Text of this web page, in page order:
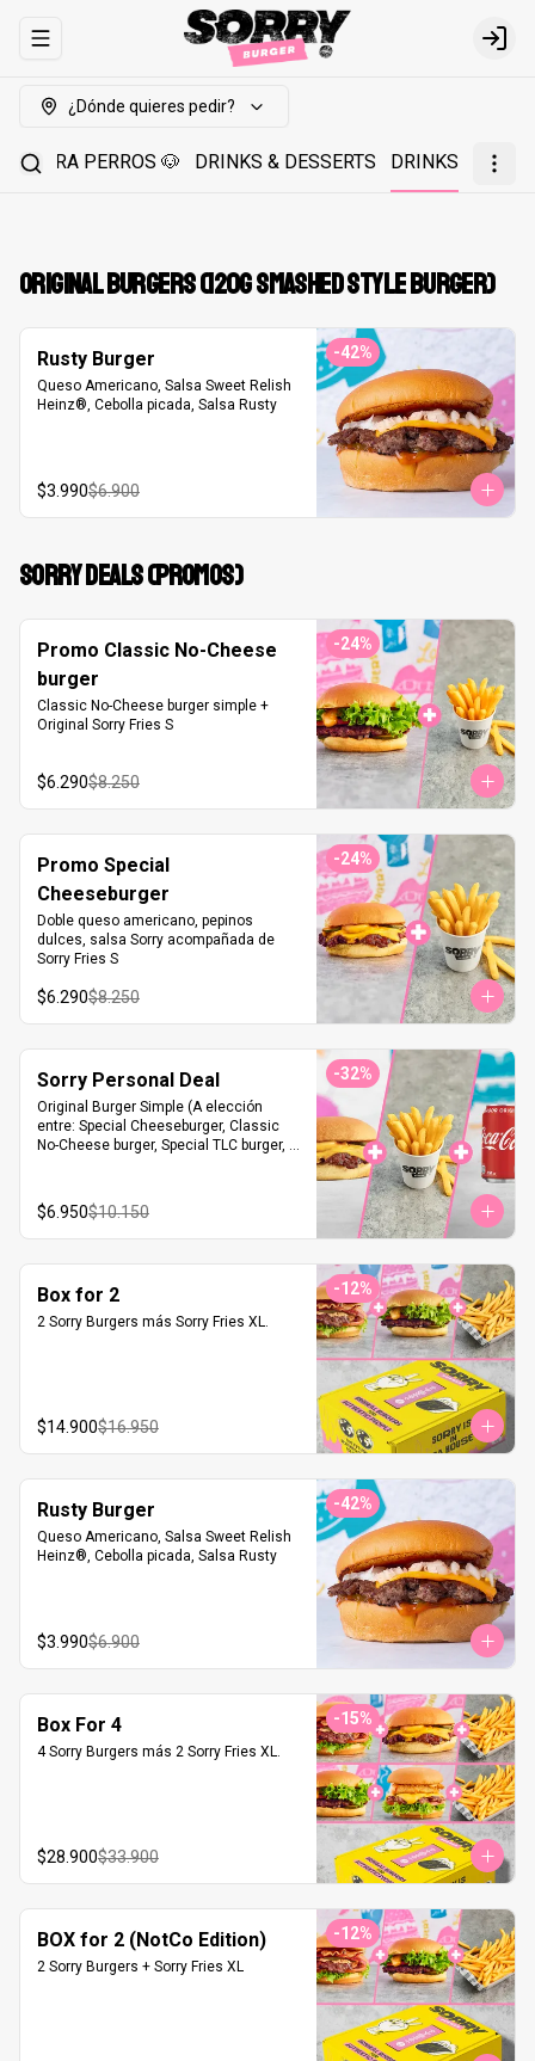
Abrir menu de navegación Login
¿Dónde quieres pedir?
PARA PERROS 🐶 DRINKS & DESSERTS DRINKS
ORIGINAL BURGERS (120g smashed style burger)
-42%
Rusty Burger
Queso Americano, Salsa Sweet Relish
Heinz®, Cebolla picada, Salsa Rusty
$3.990$6.900
SORRY DEALS (PROMOS)
-24%
Promo Classic No-Cheese
burger
Classic No-Cheese burger simple +
Original Sorry Fries S
$6.290$8.250
-24%
Promo Special
Cheeseburger
Doble queso americano, pepinos
dulces, salsa Sorry acompañada de
Sorry Fries S
$6.290$8.250
-32%
Sorry Personal Deal
Original Burger Simple (A elección
entre: Special Cheeseburger, Classic
No-Cheese burger, Special TLC burger,
$6.950$10.150
-12%
Box for 2
2 Sorry Burgers más Sorry Fries XL.
$14.900$16.950
-42%
Rusty Burger
Queso Americano, Salsa Sweet Relish
Heinz®, Cebolla picada, Salsa Rusty
$3.990$6.900
-15%
Box For 4
4 Sorry Burgers más 2 Sorry Fries XL.
$28.900$33.900
-12%
BOX for 2 (NotCo Edition)
2 Sorry Burgers + Sorry Fries XL